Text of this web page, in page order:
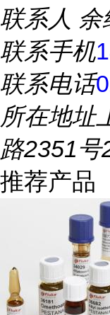
联系人 余
联系手机
联系电话
所在地址
路2351号
推荐产品